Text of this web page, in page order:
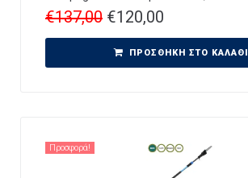
€137,00 €120,00
ΠΡΟΣΘΉΚΗ ΣΤΟ ΚΑΛΆΘΙ
Προσφορά!